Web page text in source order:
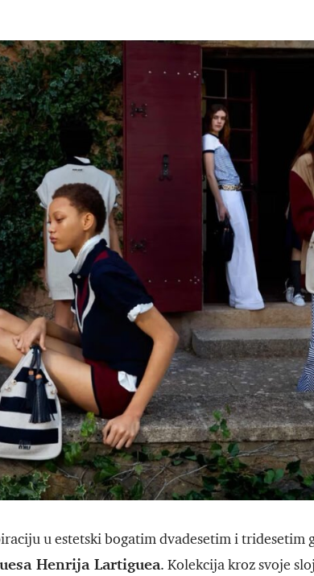
u estetski bogatim dvadesetim i tridesetim
Henrija Lartiguea. Kolekcija kroz svoje